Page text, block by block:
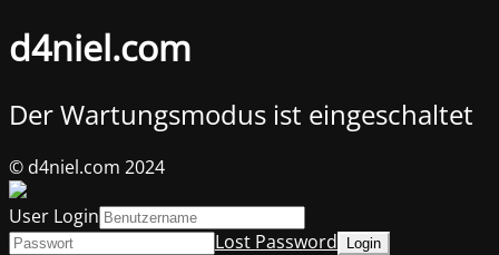
d4niel.com
Der Wartungsmodus ist eingeschaltet
© d4niel.com 2024
User Login
Lost Password